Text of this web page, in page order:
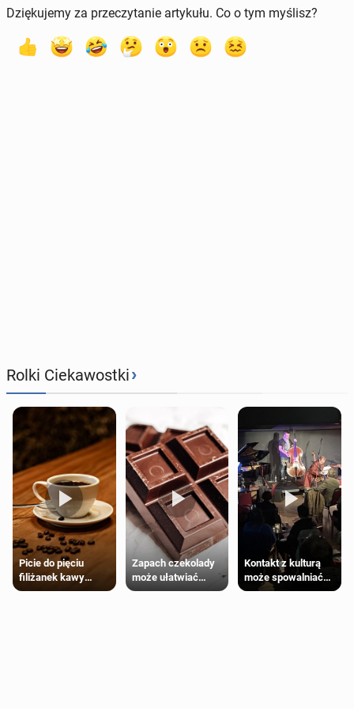
Dziękujemy za przeczytanie artykułu. Co o tym myślisz?
Rolki Ciekawostki›
Picie do pięciu
filiżanek kawy
dziennie jest
Zapach czekolady
może ułatwiać
trening siłowy
Kontakt z kulturą
może spowalniać
starzenie